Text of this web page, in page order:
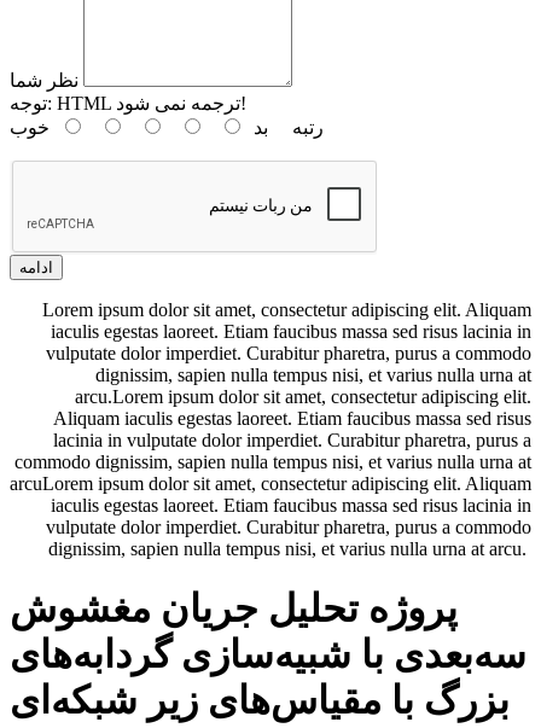
نظر شما
توجه:
HTML ترجمه نمی شود!
رتبه بد خوب
ادامه
Lorem ipsum dolor sit amet, consectetur adipiscing elit. Aliquam
iaculis egestas laoreet. Etiam faucibus massa sed risus lacinia in
vulputate dolor imperdiet. Curabitur pharetra, purus a commodo
dignissim, sapien nulla tempus nisi, et varius nulla urna at
arcu.Lorem ipsum dolor sit amet, consectetur adipiscing elit.
Aliquam iaculis egestas laoreet. Etiam faucibus massa sed risus
lacinia in vulputate dolor imperdiet. Curabitur pharetra, purus a
commodo dignissim, sapien nulla tempus nisi, et varius nulla urna at
arcuLorem ipsum dolor sit amet, consectetur adipiscing elit. Aliquam
iaculis egestas laoreet. Etiam faucibus massa sed risus lacinia in
vulputate dolor imperdiet. Curabitur pharetra, purus a commodo
dignissim, sapien nulla tempus nisi, et varius nulla urna at arcu.
پروژه تحلیل جریان مغشوش
سه‌بعدی با شبیه‌سازی گردابه‌های
بزرگ با مقیاس‌های زیر شبکه‌ای